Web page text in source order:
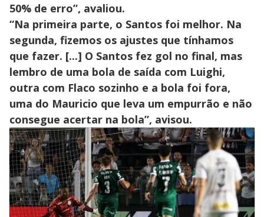
50% de erro”, avaliou.
“Na primeira parte, o Santos foi melhor. Na
segunda, fizemos os ajustes que tínhamos
que fazer. [...] O Santos fez gol no final, mas
lembro de uma bola de saída com Luighi,
outra com Flaco sozinho e a bola foi fora,
uma do Mauricio que leva um empurrão e não
consegue acertar na bola”, avisou.